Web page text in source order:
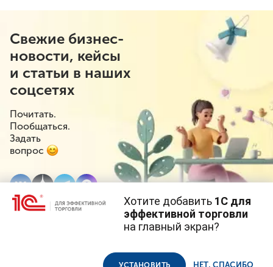
Свежие бизнес-
новости, кейсы
и статьи в наших
соцсетях
Почитать.
Пообщаться.
Задать
вопрос
© 1С, 2026. Все права защищены
cookie-файлы (файлы с данными о прошлых
использование файлов cookie в соответствии с политикой
Хотите добавить 1С для
эффективной торговли
на главный экран?
УСТАНОВИТЬ НЕТ, СПАСИБО